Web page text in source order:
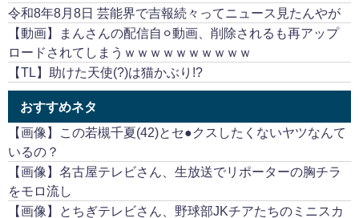
令和8年8月8日 芸能界で吉報続々ってニュース見たんやが
【動画】まんさんの配信自⚪︎動画、削除されるも再アップ
ロードされてしまうｗｗｗｗｗｗｗｗｗｗ
【TL】助けた天使(?)は猫かぶり!?
おすすめネタ
【画像】この若槻千夏(42)とセ●クスしたくないヤツなんて
いるの？
【画像】名古屋テレビさん、生放送でリポーターの胸チラ
をモロ流し
【画像】とちぎテレビさん、野球部JKチアたちのミニスカ